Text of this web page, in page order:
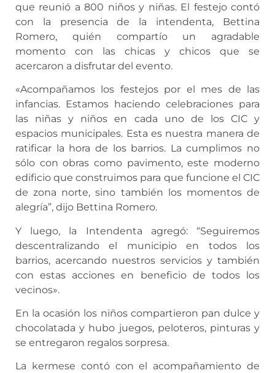
que reunió a 800 niños y niñas. El festejo contó
con la presencia de la intendenta, Bettina
Romero, quién compartío un agradable
momento con las chicas y chicos que se
acercaron a disfrutar del evento.
«Acompañamos los festejos por el mes de las
infancias. Estamos haciendo celebraciones para
las niñas y niños en cada uno de los CIC y
espacios municipales. Esta es nuestra manera de
ratificar la hora de los barrios. La cumplimos no
sólo con obras como pavimento, este moderno
edificio que construimos para que funcione el CIC
de zona norte, sino también los momentos de
alegría”, dijo Bettina Romero.
Y luego, la Intendenta agregó: “Seguiremos
descentralizando el municipio en todos los
barrios, acercando nuestros servicios y también
con estas acciones en beneficio de todos los
vecinos».
En la ocasión los niños compartieron pan dulce y
chocolatada y hubo juegos, peloteros, pinturas y
se entregaron regalos sorpresa.
La kermese contó con el acompañamiento de